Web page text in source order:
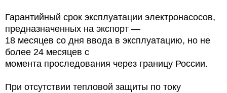
Гарантийный срок эксплуатации электронасосов,
предназначенных на экспорт —
18 месяцев со дня ввода в эксплуатацию, но не
более 24 месяцев с
момента проследования через границу России.
При отсутствии тепловой защиты по току